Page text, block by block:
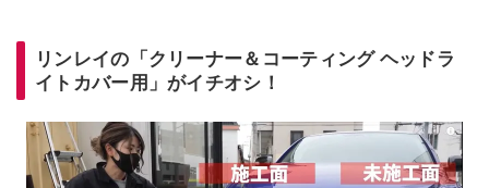
リンレイの「クリーナー＆コーティング ヘッドラ
イトカバー用」がイチオシ！